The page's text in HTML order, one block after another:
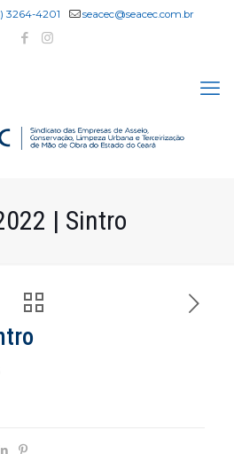
3264-4201 seacec@seacec.com.br
| Sintro